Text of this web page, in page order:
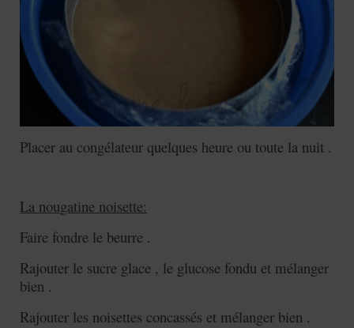
Placer au congélateur quelques heure ou toute la nuit .
La nougatine noisette:
Faire fondre le beurre .
Rajouter le sucre glace , le glucose fondu et mélanger
bien .
Rajouter les noisettes concassés et mélanger bien .